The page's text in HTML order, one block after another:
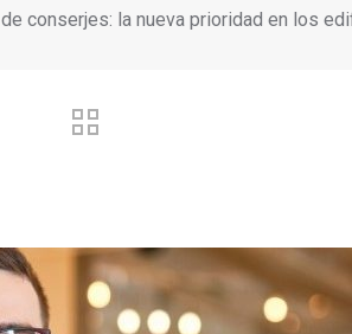
conserjes: la nueva prioridad en los